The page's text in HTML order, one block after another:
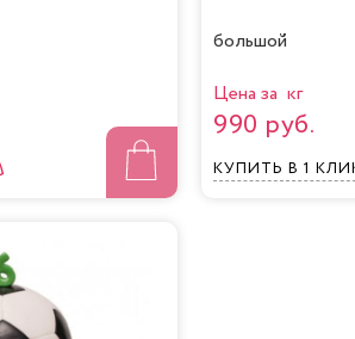
большой
Цена за кг
990 руб.
КУПИТЬ В 1